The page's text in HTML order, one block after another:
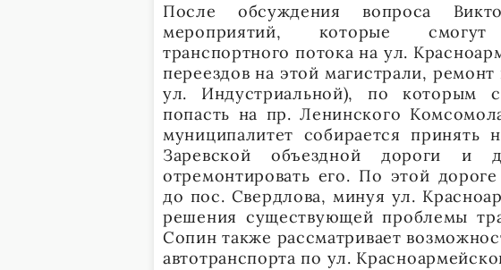
После обсуждения вопроса
мероприятий, которые смогут
транспортного потока на ул.
переездов на этой магистрали,
ул. Индустриальной), по которым
попасть на пр. Ленинского
муниципалитет собирается принять
Заревской объездной дороги и
отремонтировать его. По этой
до пос. Свердлова, минуя ул.
решения существующей проблемы
Сопин также рассматривает
автотранспорта по ул.